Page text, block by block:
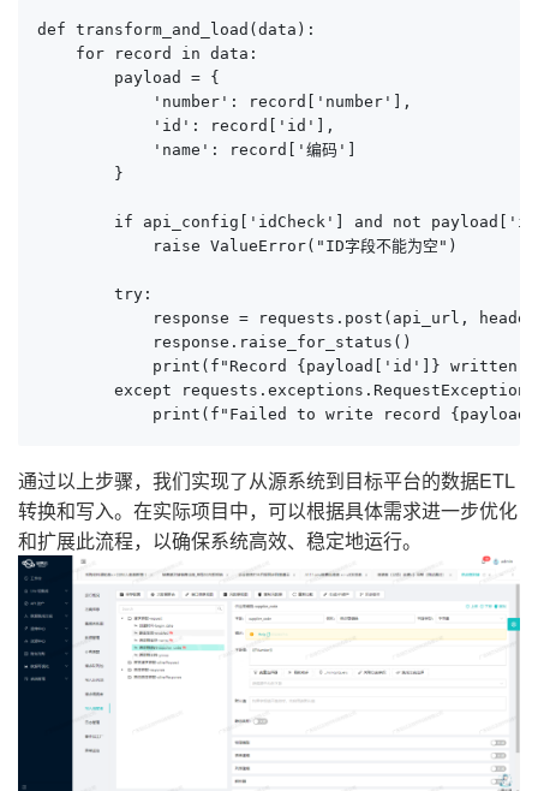
def transform_and_load(data):
    for record in data:
        payload = {
            'number': record['number'],
            'id': record['id'],
            'name': record['编码']
        }
if api_config['idCheck'] and not
            raise ValueError("ID字段不能为空")
        try:
response = requests.post(api_url,
            response.raise_for_status()
print(f"Record {payload['id']} written
except requests.exceptions.RequestException
print(f"Failed to write record
通过以上步骤，我们实现了从源系统到目标平台的数据ETL
转换和写入。在实际项目中，可以根据具体需求进一步优化
和扩展此流程，以确保系统高效、稳定地运行。